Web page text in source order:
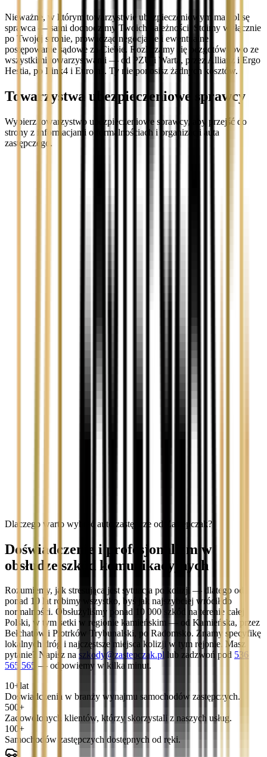
Nieważne, w którym towarzystwie ubezpieczeniowym ma polisę
sprawca — sami dochodzimy Twoich należności. Stoimy wyłącznie
po Twojej stronie, prowadząc negocjacje i ewentualne
postępowanie sądowe za Ciebie. Rozliczamy się bezgotówkowo ze
wszystkimi towarzystwami — od PZU i Warta, przez Allianz i Ergo
Hestia, po Link4 i Euroins. Ty nie ponosisz żadnych kosztów.
Towarzystwa ubezpieczeniowe sprawcy
Wybierz towarzystwo ubezpieczeniowe sprawcy, aby przejść do
strony z informacjami o formalnościach i organizacji auta
zastępczego.
Dlaczego warto wybrać auto zastępcze od Zastępczak?
Doświadczenie i profesjonalizm w
obsłudze szkód komunikacyjnych
Rozumiemy, jak stresująca jest sytuacja po kolizji — dlatego od
ponad 10 lat robimy wszystko, byś jak najszybciej wrócił do
normalności. Obsłużyliśmy ponad 10 000 szkód na terenie całej
Polski, w tym setki w regionie kamieńskim — od Kamieńska, przez
Bełchatów i Piotrków Trybunalski, po Radomsko. Znamy specyfikę
lokalnych dróg i najczęstsze miejsca kolizji w tym rejonie. Masz
pytanie? Napisz na szkody@zastepczak.pl lub zadzwoń pod 536
565 565 — odpowiemy w kilka minut.
10+ lat
Doświadczenia w branży wynajmu samochodów zastępczych.
500+
Zadowolonych klientów, którzy skorzystali z naszych usług.
100+
Samochodów zastępczych dostępnych od ręki.